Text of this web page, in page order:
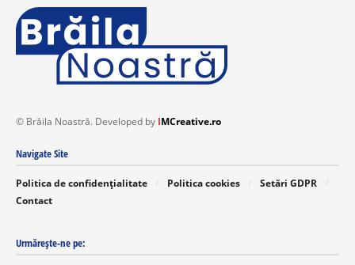
© Brăila Noastră. Developed by IMCreative.ro
Navigate Site
Politica de confidențialitate Politica cookies
Setări GDPR
Contact
Urmărește-ne pe: